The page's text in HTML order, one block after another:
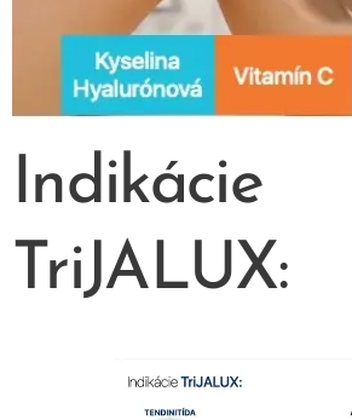
Indikácie
TriJALUX: